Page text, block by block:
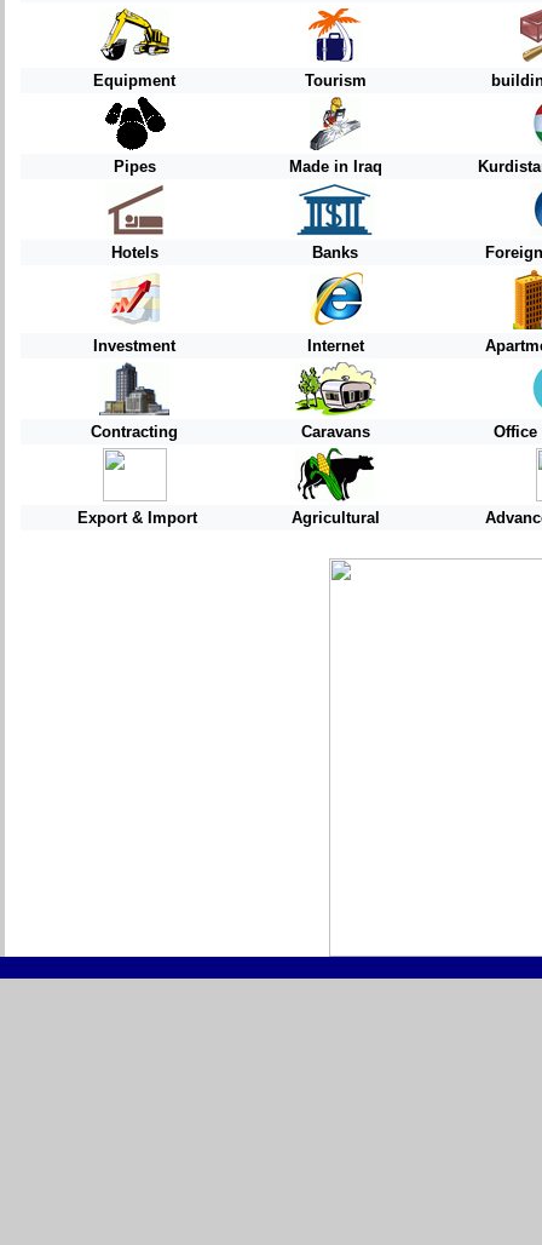
Equipment Tourism
Pipes Made in Iraq
Hotels Banks Foreign
Investment Internet
Contracting Caravans Office
Export & Import Agricultural